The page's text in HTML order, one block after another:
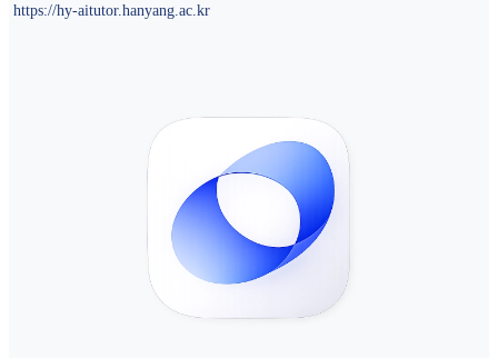
https://hy-aitutor.hanyang.ac.kr